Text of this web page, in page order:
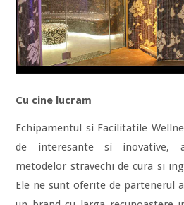
Cu cine lucram
Echipamentul si Facilitatile
de interesante si inovative,
metodelor stravechi de cura si
Ele ne sunt oferite de partenerul